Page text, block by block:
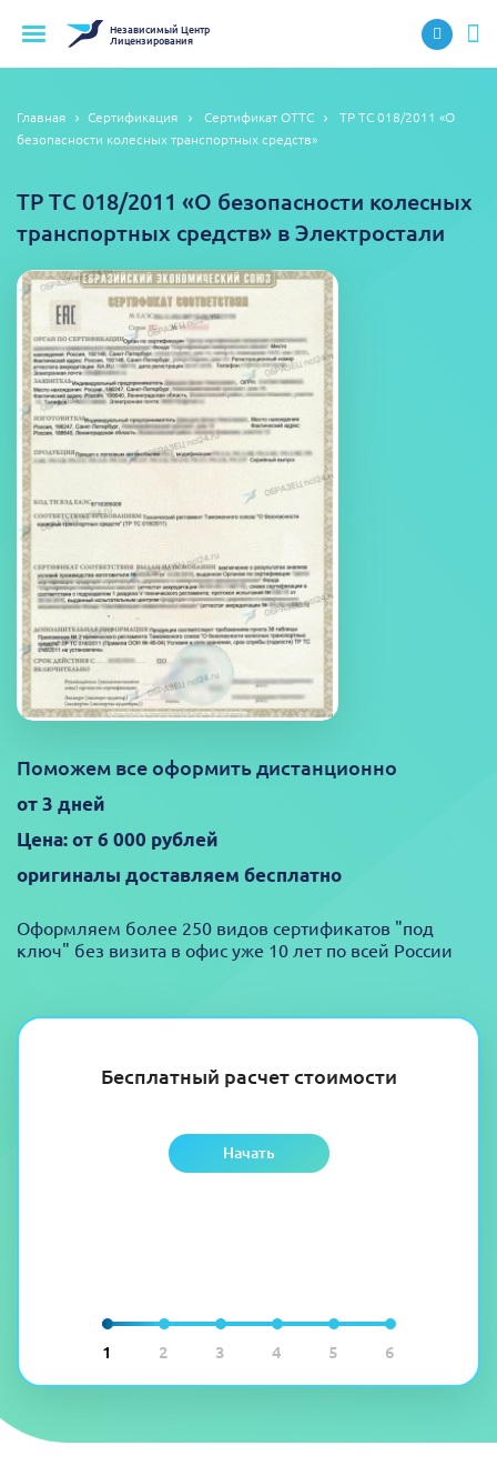
НезависимыйЦентр
Лицензирования
Главная Сертификация Сертификат ОТТС
ТР ТС 018/2011 «О
безопасности колесных транспортных средств»
1 2 3 4 5 6
Бесплатный расчет стоимости
Начать
ТР ТС 018/2011 «О безопасности колесных
транспортных средств» в Электростали
Поможем все оформить дистанционно
от 3 дней
Цена: от 6 000 рублей
оригиналы доставляем бесплатно
Оформляем более 250 видов сертификатов "под
ключ" без визита в офис уже 10 лет по всей России